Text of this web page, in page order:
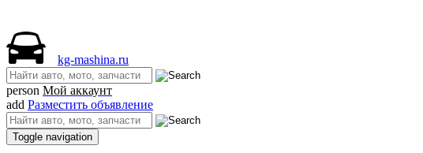
kg-mashina.ru
person Мой аккаунт
add Разместить объявление
Toggle navigation